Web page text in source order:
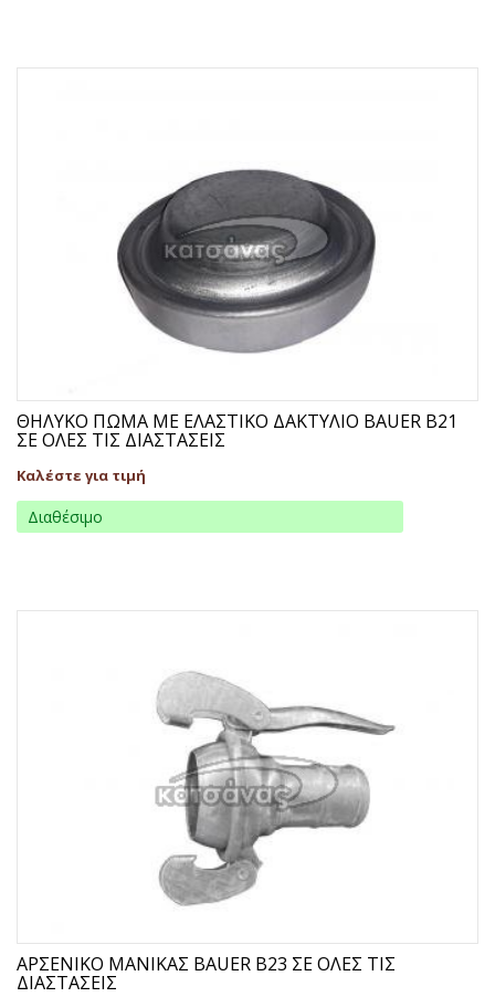
ΘΗΛΥΚΟ ΠΩΜΑ ΜΕ ΕΛΑΣΤΙΚΟ ΔΑΚΤΥΛΙΟ BAUER B21
ΣΕ ΟΛΕΣ ΤΙΣ ΔΙΑΣΤΑΣΕΙΣ
Καλέστε για τιμή
Διαθέσιμο
ΑΡΣΕΝΙΚΟ ΜΑΝΙΚΑΣ BAUER B23 ΣΕ ΟΛΕΣ ΤΙΣ
ΔΙΑΣΤΑΣΕΙΣ